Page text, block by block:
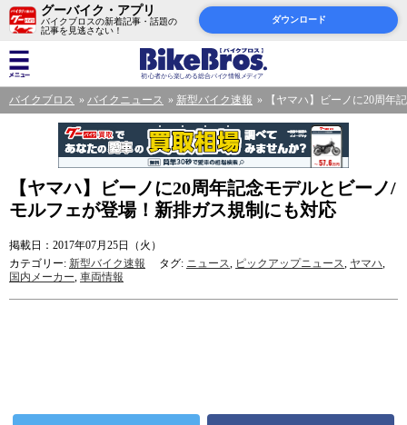
グーバイク・アプリ
バイクブロスの新着記事・話題の
記事を見逃さない！
ダウンロード
バイクブロス バイクニュース 新型バイク速報 【ヤマハ】ビーノに20周年
【ヤマハ】ビーノに20周年記念モデルとビーノ/
モルフェが登場！新排ガス規制にも対応
掲載日：2017年07月25日（火）
カテゴリー: 新型バイク速報 タグ: ニュース, ピックアップニュース, ヤマハ,
国内メーカー, 車両情報